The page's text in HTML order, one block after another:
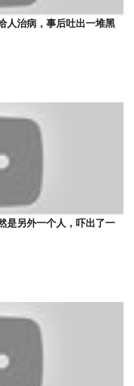
人治病，事后吐出一堆黑
是另外一个人，吓出了一